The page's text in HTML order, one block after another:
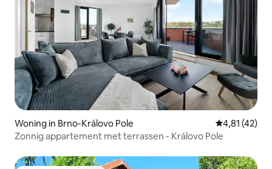
Woning in Brno-Královo Pole Gemiddelde
4,81 (42)
Zonnig appartement met terrassen - Královo Pole